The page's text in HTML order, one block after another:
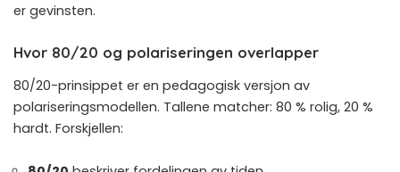
er gevinsten.
Hvor 80/20 og polariseringen overlapper
80/20-prinsippet er en pedagogisk versjon av
polariseringsmodellen. Tallene matcher: 80 % rolig, 20 %
hardt. Forskjellen: